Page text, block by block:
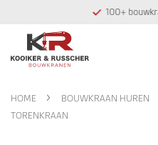
100+
HOME BOUWKRAAN HUREN
TORENKRAAN